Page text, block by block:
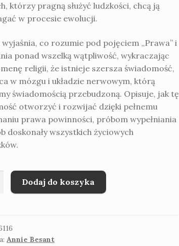
którzy pragną służyć ludzkości, chcą ją
w procesie ewolucji.
co rozumie pod pojęciem „Prawa” i
ponad wszelką wątpliwość, wykraczając
religii, że istnieje szersza świadomość,
w mózgu i układzie nerwowym, którą
świadomością przebudzoną. Opisuje, jak tę
otworzyć i rozwijać dzięki pełnemu
prawa powinności, próbom wypełniania
doskonały wszystkich życiowych
Dodaj do koszyka
Annie Besant